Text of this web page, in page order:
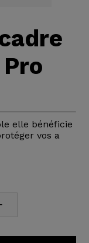
elle bénéficie
vos a